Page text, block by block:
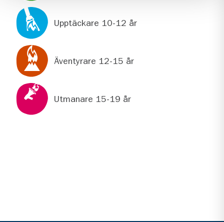
Upptäckare 10-12 år
Äventyrare 12-15 år
Utmanare 15-19 år